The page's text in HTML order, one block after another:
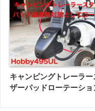
キャンピングトレーラー
ザーパッドローテーショ